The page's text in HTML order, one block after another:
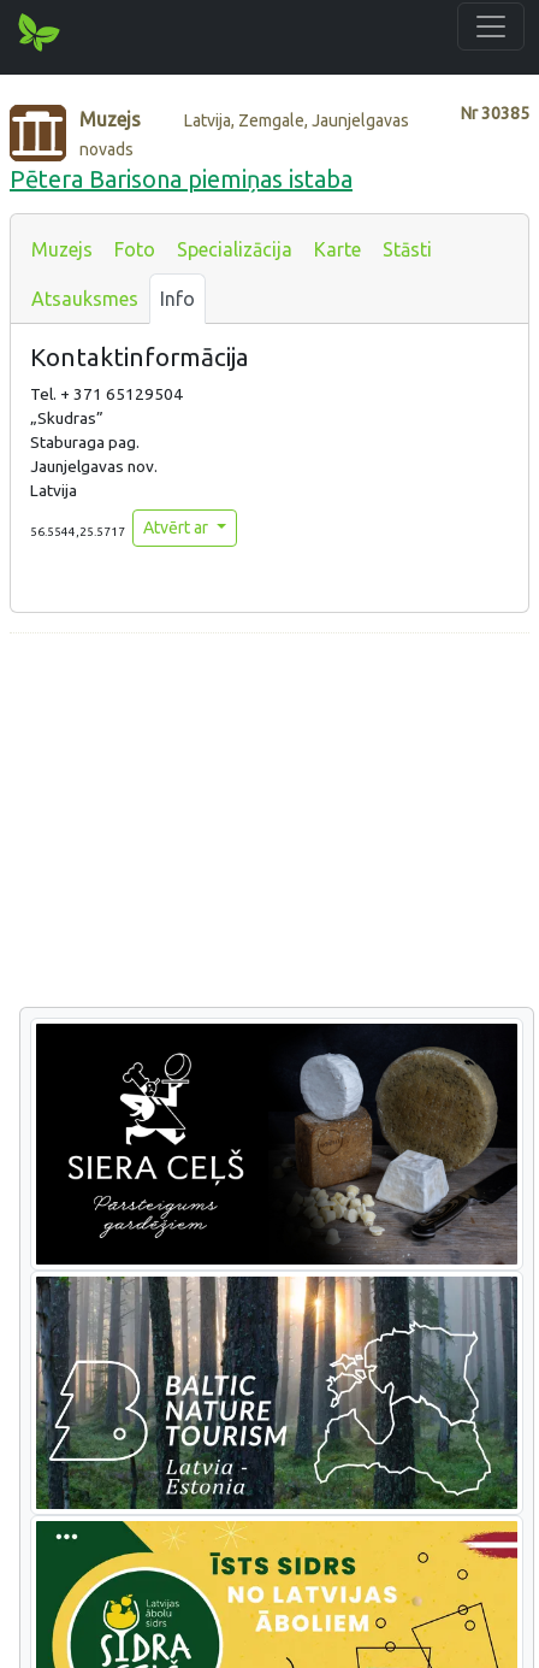
Nr30385
Muzejs
Latvija, Zemgale, Jaunjelgavas
novads
Pētera Barisona piemiņas istaba
Muzejs Foto Specializācija Karte Stāsti
Atsauksmes Info
Kontaktinformācija
Tel. + 371 65129504
„Skudras”
Staburaga pag.
Jaunjelgavas nov.
Latvija
56.5544,25.5717 Atvērt ar